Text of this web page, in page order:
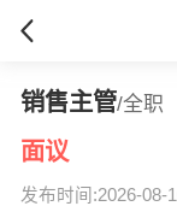
销售主管/全职
面议
发布时间:2026-08-